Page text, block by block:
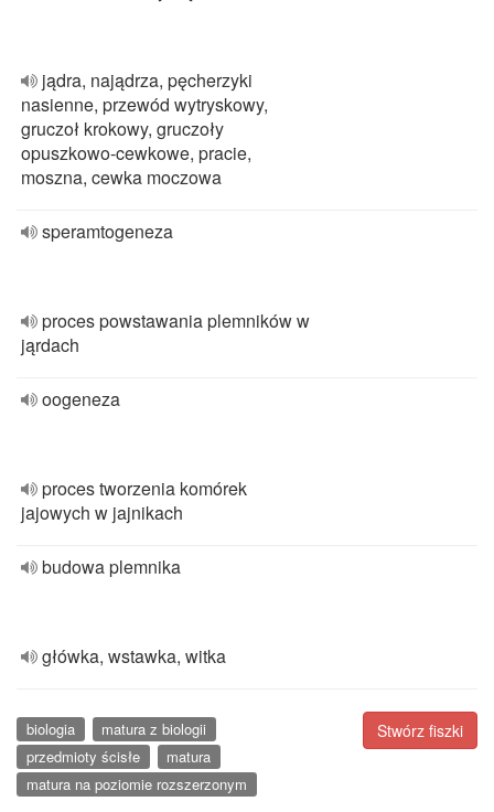
jądra, najądrza, pęcherzyki
nasienne, przewód wytryskowy,
gruczoł krokowy, gruczoły
opuszkowo-cewkowe, pracie,
moszna, cewka moczowa
speramtogeneza
proces powstawania plemników w
jąrdach
oogeneza
proces tworzenia komórek
jajowych w jajnikach
budowa plemnika
główka, wstawka, witka
Stwórz fiszki
biologia
matura z biologii
przedmioty ścisłe
matura
matura na poziomie rozszerzonym